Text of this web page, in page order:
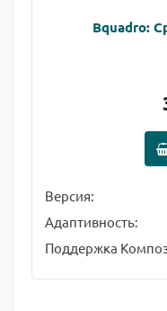
Bquadro:
Версия:
Адаптивность:
Поддержка